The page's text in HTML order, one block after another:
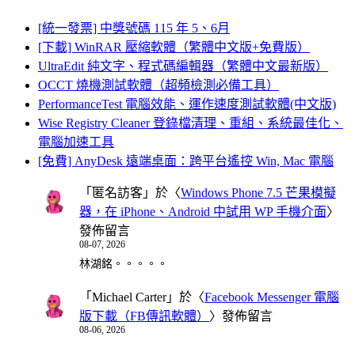
[統一發票] 中獎號碼 115 年 5、6月
[下載] WinRAR 壓縮軟體（繁體中文版+免費版）
UltraEdit 純文字、程式碼編輯器（繁體中文最新版）
OCCT 燒機測試軟體（超頻檢測必備工具）
PerformanceTest 電腦效能、運作速度測試軟體(中文版)
Wise Registry Cleaner 登錄檔清理、重組、系統最佳化、
電腦加速工具
[免費] AnyDesk 遠端桌面：跨平台遙控 Win, Mac 電腦
「 匿名訪客 」於〈Windows Phone 7.5 芒果模擬
器，在 iPhone、Android 中試用 WP 手機介面〉
發佈留言
08-07, 2026
林湖銘。。。。。
「 Michael Carter」於〈Facebook Messenger 電腦
版下載（FB傳訊軟體） 〉發佈留言
08-06, 2026